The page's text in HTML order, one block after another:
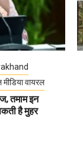
वायरल
तमाम इन
है मुहर